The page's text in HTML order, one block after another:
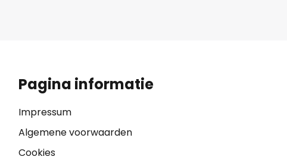
Pagina informatie
Impressum
Algemene voorwaarden
Cookies